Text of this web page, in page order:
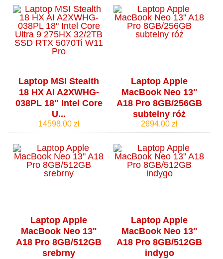
Laptop MSI Stealth
18 HX AI A2XWHG-
038PL 18" Intel Core
U...
14598.00 zł
Laptop Apple
MacBook Neo 13"
A18 Pro 8GB/256GB
subtelny róż
2694.00 zł
Laptop Apple
MacBook Neo 13"
A18 Pro 8GB/512GB
srebrny
Laptop Apple
MacBook Neo 13"
A18 Pro 8GB/512GB
indygo